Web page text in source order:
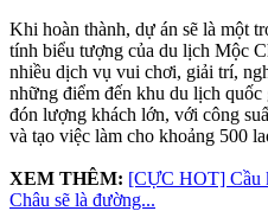
Khi hoàn thành, dự án sẽ là một
tính biểu tượng của du lịch Mộc
nhiều dịch vụ vui chơi, giải trí,
những điểm đến khu du lịch
đón lượng khách lớn, với công
và tạo việc làm cho khoảng 500
XEM THÊM: [CỰC HOT] Cầu
Châu sẽ là đường...